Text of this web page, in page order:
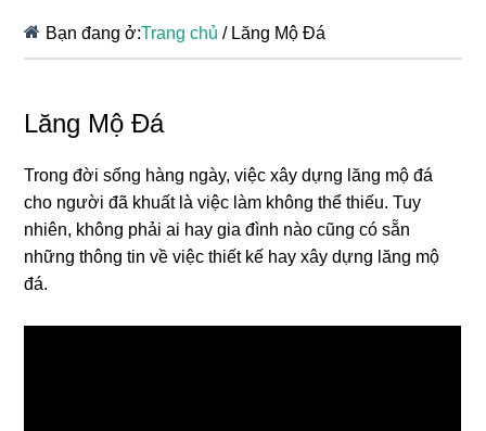
Bạn đang ở:Trang chủ /Lăng Mộ Đá
Lăng Mộ Đá
Trong đời sống hàng ngày, việc xây dựng lăng mộ đá
cho người đã khuất là việc làm không thể thiếu. Tuy
nhiên, không phải ai hay gia đình nào cũng có sẵn
những thông tin về việc thiết kế hay xây dựng lăng mộ
đá.